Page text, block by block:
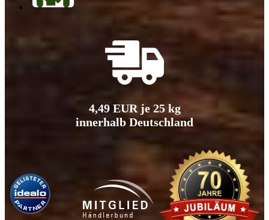
4,49 EUR je 25 kg
innerhalb Deutschland